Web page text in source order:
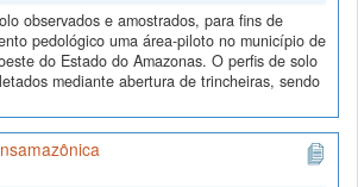
observados e amostrados, para fins de
pedológico uma área-piloto no município de
do Estado do Amazonas. O perfis de solo
mediante abertura de trincheiras, sendo